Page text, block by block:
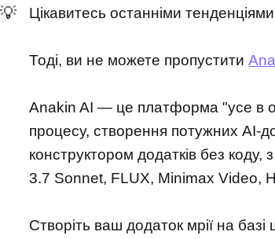
💡 Цікавитесь останніми тенденціями
Тоді, ви не можете пропустити
Anakin AI — це платформа "усе в
процесу, створення потужних AI-
конструктором додатків без
3.7 Sonnet, FLUX, Minimax Video,
Створіть ваш додаток мрії на базі